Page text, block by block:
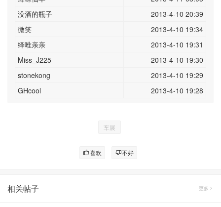
没酒的瓶子
2013-4-10 20:39
微笑
2013-4-10 19:34
绎唯亲亲
2013-4-10 19:31
Miss_J225
2013-4-10 19:30
stonekong
2013-4-10 19:29
GHcool
2013-4-10 19:28
车展
喜欢 不好
相关帖子 更多